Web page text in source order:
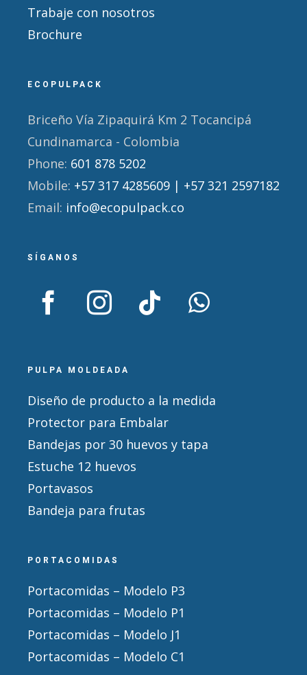
Trabaje con nosotros
Brochure
ECOPULPACK
Briceño Vía Zipaquirá Km 2 Tocancipá
Cundinamarca - Colombia
Phone: 601 878 5202
Mobile: +57 317 4285609 | +57 321 2597182
Email: info@ecopulpack.co
SÍGANOS
PULPA MOLDEADA
Diseño de producto a la medida
Protector para Embalar
Bandejas por 30 huevos y tapa
Estuche 12 huevos
Portavasos
Bandeja para frutas
PORTACOMIDAS
Portacomidas – Modelo P3
Portacomidas – Modelo P1
Portacomidas – Modelo J1
Portacomidas – Modelo C1